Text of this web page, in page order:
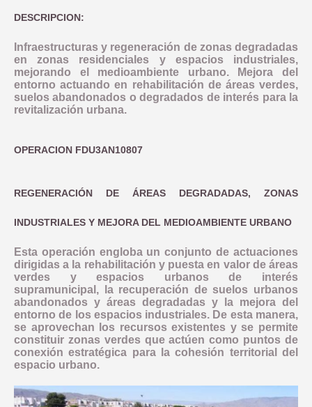
DESCRIPCION:
Infraestructuras y regeneración de zonas degradadas
en zonas residenciales y espacios industriales,
mejorando el medioambiente urbano. Mejora del
entorno actuando en rehabilitación de áreas verdes,
suelos abandonados o degradados de interés para la
revitalización urbana.
OPERACION FDU3AN10807
REGENERACIÓN DE ÁREAS DEGRADADAS, ZONAS
INDUSTRIALES Y MEJORA DEL MEDIOAMBIENTE URBANO
Esta operación engloba un conjunto de actuaciones
dirigidas a la rehabilitación y puesta en valor de áreas
verdes y espacios urbanos de interés
supramunicipal, la recuperación de suelos urbanos
abandonados y áreas degradadas y la mejora del
entorno de los espacios industriales. De esta manera,
se aprovechan los recursos existentes y se permite
constituir zonas verdes que actúen como puntos de
conexión estratégica para la cohesión territorial del
espacio urbano.